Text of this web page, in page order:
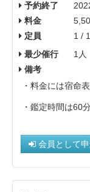
予約終了
料金
定員
1 /
最少催行
1人
備考
・料金には宿命
・鑑定時間は60
会員として申